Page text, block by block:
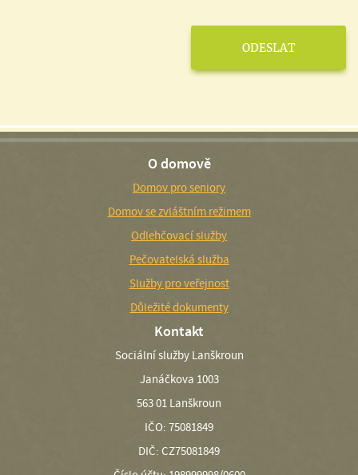
O domově
Domov pro seniory
Domov se zvláštním režimem
Odlehčovací služby
Pečovatelská služba
Služby pro veřejnost
Důležité dokumenty
Kontakt
Sociální služby Lanškroun
Janáčkova 1003
563 01 Lanškroun
IČO: 75081849
DIČ: CZ75081849